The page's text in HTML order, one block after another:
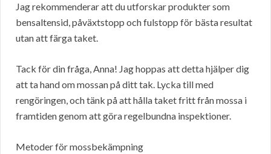
Jag rekommenderar att du utforskar produkter som
bensaltensid, påväxtstopp och fulstopp för bästa resultat
utan att färga taket.
Tack för din fråga, Anna! Jag hoppas att detta hjälper dig
att ta hand om mossan på ditt tak. Lycka till med
rengöringen, och tänk på att hålla taket fritt från mossa i
framtiden genom att göra regelbundna inspektioner.
Metoder för mossbekämpning